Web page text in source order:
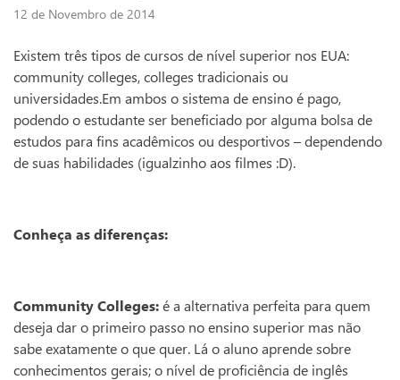
12 de Novembro de 2014
Existem três tipos de cursos de nível superior nos EUA:
community colleges, colleges tradicionais ou
universidades.Em ambos o sistema de ensino é pago,
podendo o estudante ser beneficiado por alguma bolsa de
estudos para fins acadêmicos ou desportivos – dependendo
de suas habilidades (igualzinho aos filmes :D).
Conheça as diferenças:
Community Colleges:é a alternativa perfeita para quem
deseja dar o primeiro passo no ensino superior mas não
sabe exatamente o que quer. Lá o aluno aprende sobre
conhecimentos gerais; o nível de proficiência de inglês